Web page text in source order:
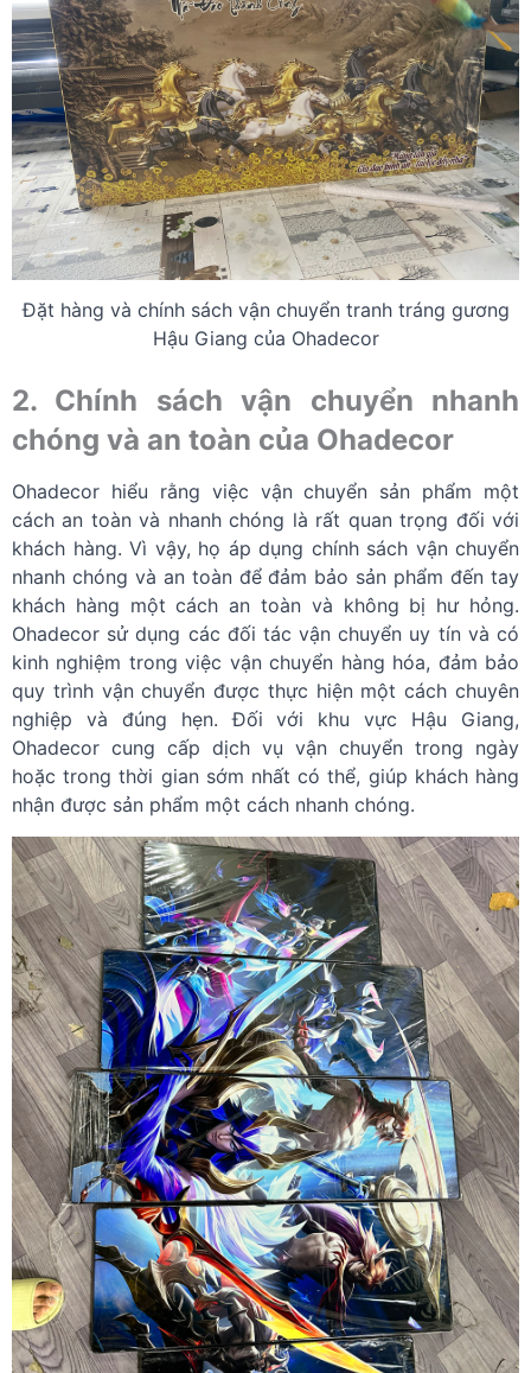
Đặt hàng và chính sách vận chuyển tranh tráng gương
Hậu Giang của Ohadecor
2. Chính sách vận chuyển nhanh
chóng và an toàn của Ohadecor
Ohadecor hiểu rằng việc vận chuyển sản phẩm một
cách an toàn và nhanh chóng là rất quan trọng đối với
khách hàng. Vì vậy, họ áp dụng chính sách vận chuyển
nhanh chóng và an toàn để đảm bảo sản phẩm đến tay
khách hàng một cách an toàn và không bị hư hỏng.
Ohadecor sử dụng các đối tác vận chuyển uy tín và có
kinh nghiệm trong việc vận chuyển hàng hóa, đảm bảo
quy trình vận chuyển được thực hiện một cách chuyên
nghiệp và đúng hẹn. Đối với khu vực Hậu Giang,
Ohadecor cung cấp dịch vụ vận chuyển trong ngày
hoặc trong thời gian sớm nhất có thể, giúp khách hàng
nhận được sản phẩm một cách nhanh chóng.